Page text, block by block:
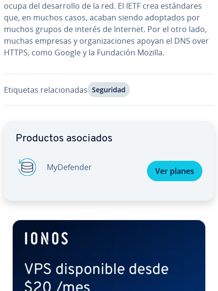
ocupa del de­sa­rro­llo de la red. El IETF crea es­tá­n­da­res
que, en muchos casos, acaban siendo adoptados por
muchos grupos de interés de Internet. Por el otro lado,
muchas empresas y or­ga­ni­za­cio­nes apoyan el DNS over
HTTPS, como Google y la Fundación Mozilla.
Etiquetas re­la­cio­na­das Seguridad
Productos asociados
My­De­fe­n­der Ver planes